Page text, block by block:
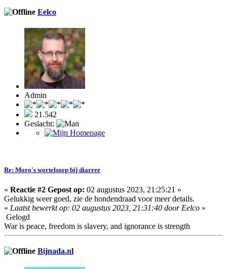
Eelco
Admin
21.542
Geslacht:
Re: Moro's wortelsoep bij diarree
« Reactie #2 Gepost op: 02 augustus 2023, 21:25:21 »
Gelukkig weer goed, zie de hondendraad voor meer details.
« Laatst bewerkt op: 02 augustus 2023, 21:31:40 door Eelco »
Gelogd
War is peace, freedom is slavery, and ignorance is strength
Bijnada.nl